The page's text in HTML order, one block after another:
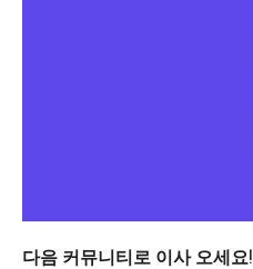
다음 커뮤니티로 이사 오세요!